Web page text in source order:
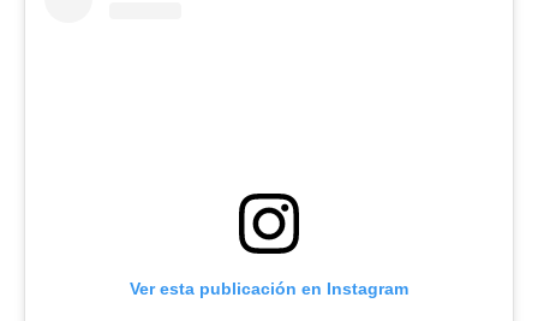
Ver esta publicación en Instagram